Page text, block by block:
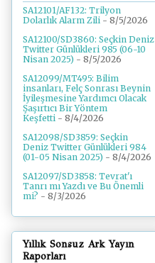
SA12101/AF132: Trilyon
Dolarlık Alarm Zili - 8/5/2026
SA12100/SD3860: Seçkin Deniz
Twitter Günlükleri 985 (06-10
Nisan 2025) - 8/5/2026
SA12099/MT495: Bilim
insanları, Felç Sonrası Beynin
İyileşmesine Yardımcı Olacak
Şaşırtıcı Bir Yöntem
Keşfetti - 8/4/2026
SA12098/SD3859: Seçkin
Deniz Twitter Günlükleri 984
(01-05 Nisan 2025) - 8/4/2026
SA12097/SD3858: Tevrat'ı
Tanrı mı Yazdı ve Bu Önemli
mi? - 8/3/2026
Yıllık Sonsuz Ark Yayın
Raporları